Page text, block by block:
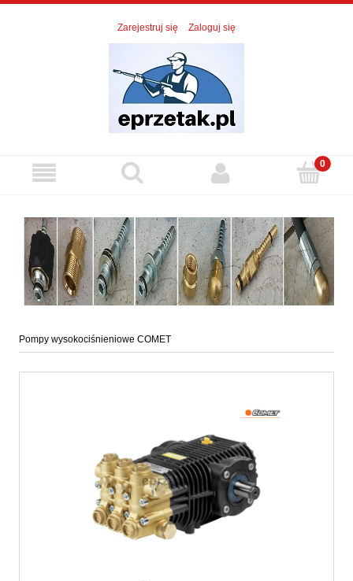
Zarejestruj się Zaloguj się
Pompy wysokociśnieniowe COMET